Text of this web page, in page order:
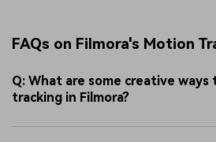
FAQs on Filmora's Motion
Q: What are some creative ways
tracking in Filmora?